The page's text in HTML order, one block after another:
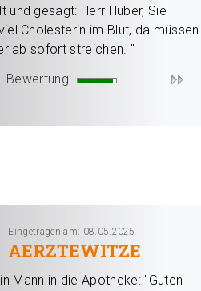
und gesagt: Herr Huber, Sie
Cholesterin im Blut, da müssen
ab sofort streichen. "
Bewertung:
Eingetragen am: 08.05.2025
AERZTEWITZE
Mann in die Apotheke: "Guten